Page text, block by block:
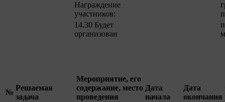
Награждение
участников:
14.30 Будет
организован
№
Решаемая
задача
Мероприятие, его
содержание, место
проведения
Дата
начала
Дата
окончания